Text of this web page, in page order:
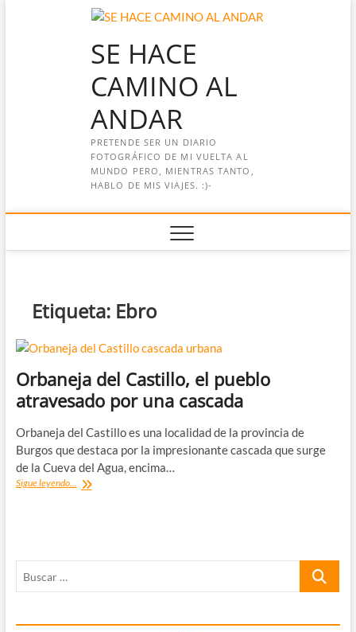
SE HACE
CAMINO AL
ANDAR
PRETENDE SER UN DIARIO
FOTOGRÁFICO DE MI VUELTA AL
MUNDO PERO, MIENTRAS TANTO,
HABLO DE MIS VIAJES. :)-
Etiqueta: Ebro
Orbaneja del Castillo, el pueblo
atravesado por una cascada
Orbaneja del Castillo es una localidad de la provincia de
Burgos que destaca por la impresionante cascada que surge
de la Cueva del Agua, encima…
Sigue leyendo... Orbaneja
Buscar